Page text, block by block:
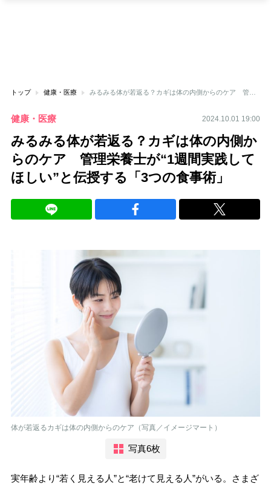
トップ 健康・医療 みるみる体が若返る？カギは体の内側からのケア 管理栄養士が“1週間実践してほしい”と伝授する「3つの食事術」
健康・医療 2024.10.01 19:00
みるみる体が若返る？カギは体の内側か
らのケア 管理栄養士が“1週間実践して
ほしい”と伝授する「3つの食事術」
体が若返るカギは体の内側からのケア（写真／イメージマート）
写真6枚
実年齢より“若く見える人”と“老けて見える人”がいる。さまざ